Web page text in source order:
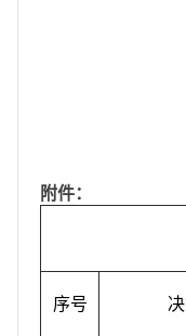
附件：
序号